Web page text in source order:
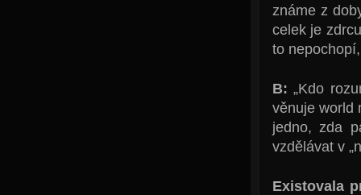
známe z
celek je
to
B:„Kdo
věnuje world
jedno, zda
vzdělávat v
Existovala